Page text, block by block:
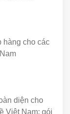
cho các
diện cho
Việt Nam; gói